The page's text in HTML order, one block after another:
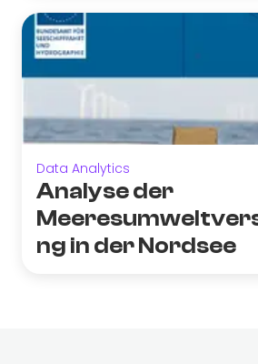
Data Analytics
Analyse der
ng in der Nordsee